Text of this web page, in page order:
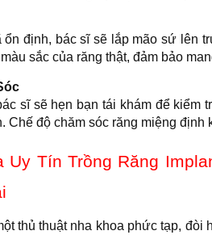
ổn định, bác sĩ sẽ lắp mão sứ lên
sắc của răng thật, đảm bảo
sĩ sẽ hẹn bạn tái khám để kiểm
Chế độ chăm sóc răng miệng định
Uy Tín Trồng Răng
thủ thuật nha khoa phức tạp,